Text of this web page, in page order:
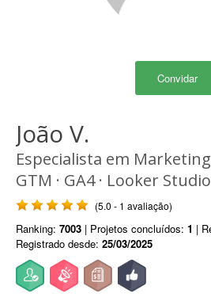
Convidar
João V.
Especialista em
GTM · GA4 · Looker
(5.0 - 1 avaliação)
Ranking: 7003 | Projetos concluídos: 1 |
Registrado desde: 25/03/2025